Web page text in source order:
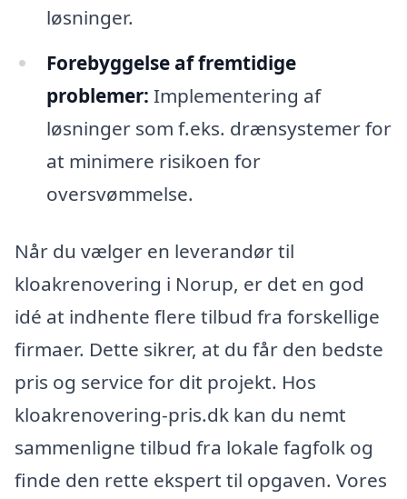
løsninger.
Forebyggelse af fremtidige
problemer: Implementering af
løsninger som f.eks. drænsystemer for
at minimere risikoen for
oversvømmelse.
Når du vælger en leverandør til
kloakrenovering i Norup, er det en god
idé at indhente flere tilbud fra forskellige
firmaer. Dette sikrer, at du får den bedste
pris og service for dit projekt. Hos
kloakrenovering-pris.dk kan du nemt
sammenligne tilbud fra lokale fagfolk og
finde den rette ekspert til opgaven. Vores